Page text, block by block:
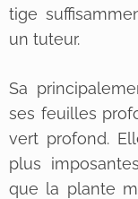
tige
un tuteur.
Sa
ses feuilles
vert profond.
plus
que la plante